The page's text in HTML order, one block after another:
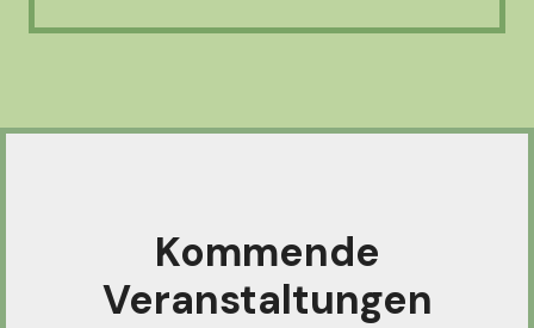
Kommende
Veranstaltungen